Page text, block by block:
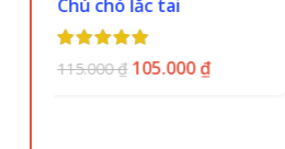
620.000₫ 520.000